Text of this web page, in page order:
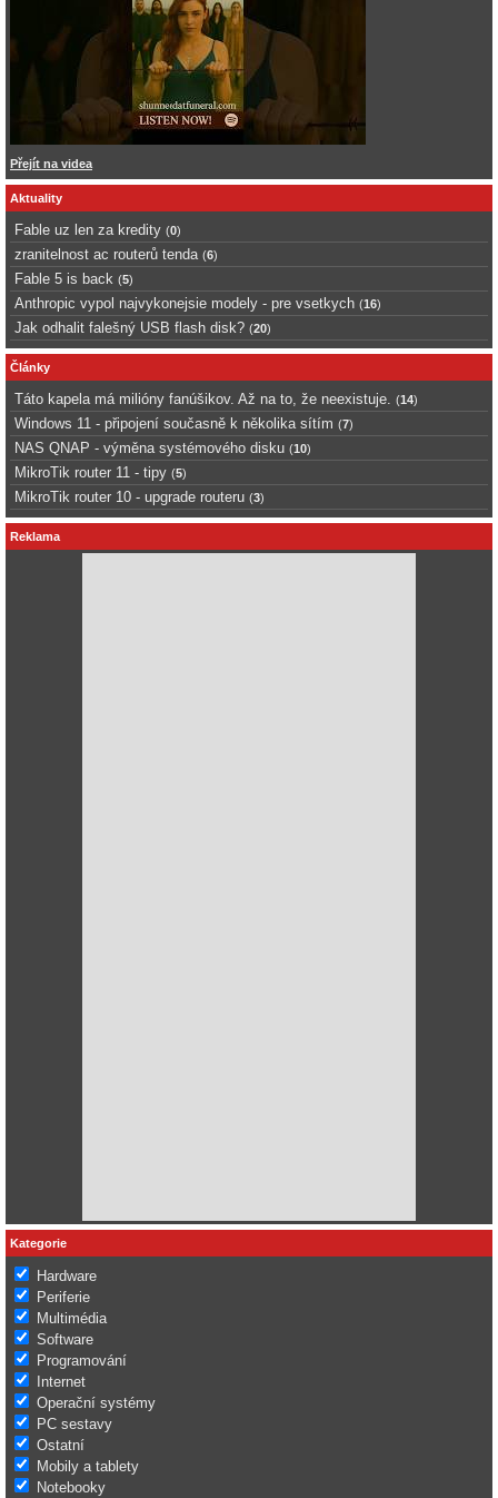
Přejít na videa
Aktuality
Fable uz len za kredity (0)
zranitelnost ac routerů tenda (6)
Fable 5 is back (5)
Anthropic vypol najvykonejsie modely - pre vsetkych (16)
Jak odhalit falešný USB flash disk? (20)
Články
Táto kapela má milióny fanúšikov. Až na to, že neexistuje. (14)
Windows 11 - připojení současně k několika sítím (7)
NAS QNAP - výměna systémového disku (10)
MikroTik router 11 - tipy (5)
MikroTik router 10 - upgrade routeru (3)
Reklama
Kategorie
Hardware
Periferie
Multimédia
Software
Programování
Internet
Operační systémy
PC sestavy
Ostatní
Mobily a tablety
Notebooky